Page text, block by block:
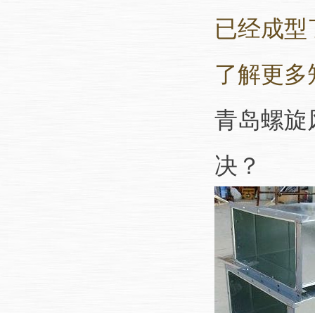
已经成
了解更
青岛螺
决？